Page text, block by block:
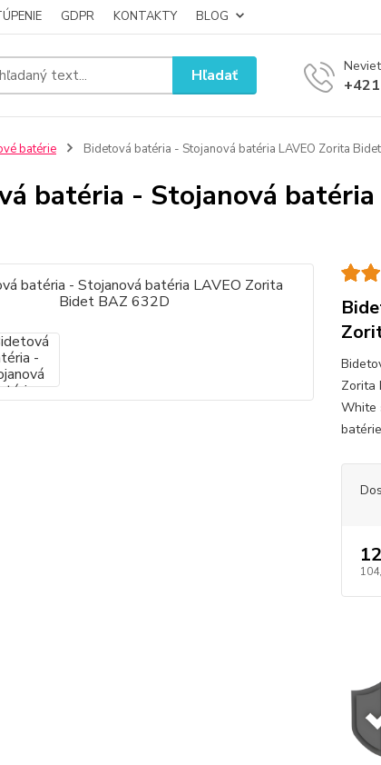
GDPR KONTAKTY BLOG
Hľadať
batérie Bidetová batéria - Stojanová batéria LAVEO Zorita
batéria - Stojanová
Zorita
White